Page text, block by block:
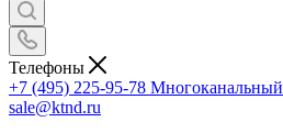
Телефоны
+7 (495) 225-95-78 Многоканальный
sale@ktnd.ru